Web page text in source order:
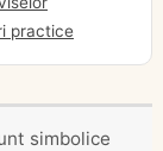
practice
simbolice